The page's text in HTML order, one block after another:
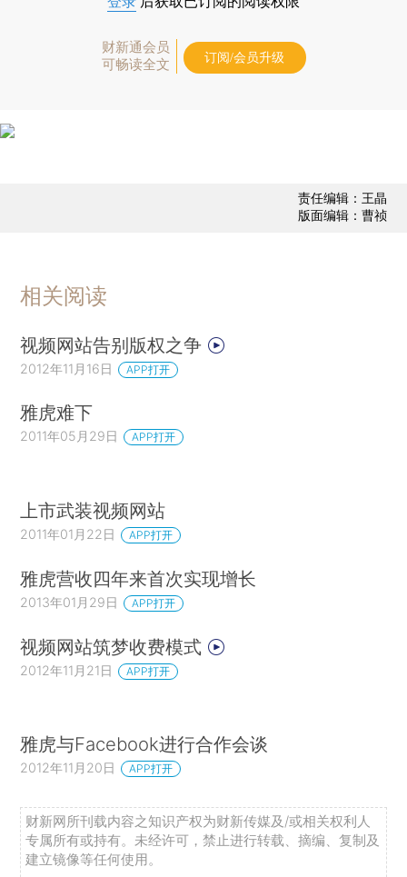
财新通会员
可畅读全文
订阅/会员升级
责任编辑：王晶
版面编辑：曹祯
相关阅读
视频网站告别版权之争
2012年11月16日 APP打开
雅虎难下
2011年05月29日 APP打开
上市武装视频网站
2011年01月22日 APP打开
雅虎营收四年来首次实现增长
2013年01月29日 APP打开
视频网站筑梦收费模式
2012年11月21日 APP打开
雅虎与Facebook进行合作会谈
2012年11月20日 APP打开
财新网所刊载内容之知识产权为财新传媒及/或相关权利人
专属所有或持有。未经许可，禁止进行转载、摘编、复制及
建立镜像等任何使用。